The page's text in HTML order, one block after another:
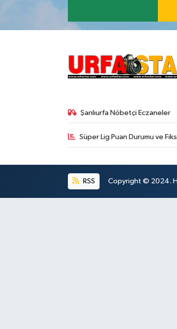
Şanlıurfa Nöbetçi Eczaneler
Süper Lig Puan Durumu ve
RSS Copyright © 2024.